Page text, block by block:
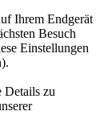
Ihrem Endgerät
Besuch
Einstellungen
Details zu